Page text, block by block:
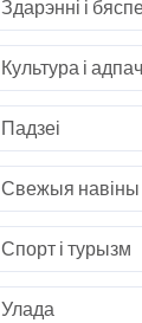
Здарэнні і
Культура і
Падзеі
Свежыя навіны
Спорт і турызм
Улада